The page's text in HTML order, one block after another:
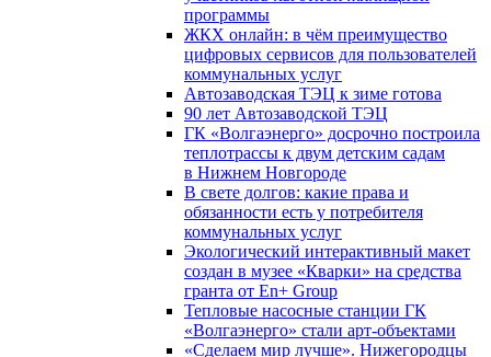
программы
ЖКХ онлайн: в чём преимущество
цифровых сервисов для пользователей
коммунальных услуг
Автозаводская ТЭЦ к зиме готова
90 лет Автозаводской ТЭЦ
ГК «Волгаэнерго» досрочно построила
теплотрассы к двум детским садам
в Нижнем Новгороде
В свете долгов: какие права и
обязанности есть у потребителя
коммунальных услуг
Экологический интерактивный макет
создан в музее «Кварки» на средства
гранта от En+ Group
Тепловые насосные станции ГК
«Волгаэнерго» стали арт-объектами
«Сделаем мир лучше». Нижегородцы